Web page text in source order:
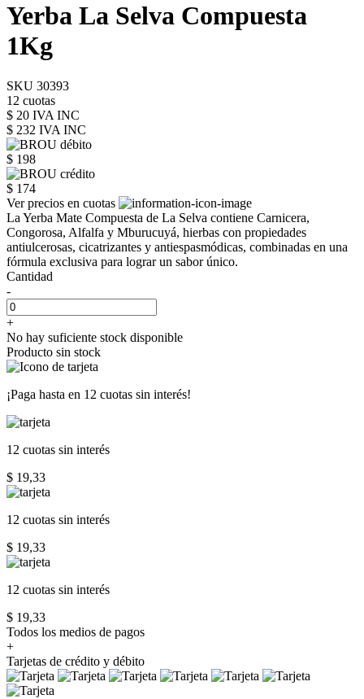
Yerba La Selva Compuesta
1Kg
SKU 30393
12 cuotas
$ 20 IVA INC
$ 232 IVA INC
$ 198
$ 174
Ver precios en cuotas
La Yerba Mate Compuesta de La Selva contiene Carnicera,
Congorosa, Alfalfa y Mburucuyá, hierbas con propiedades
antiulcerosas, cicatrizantes y antiespasmódicas, combinadas en una
fórmula exclusiva para lograr un sabor único.
Cantidad
-
+
No hay suficiente stock disponible
Producto sin stock
¡Paga hasta en 12 cuotas sin interés!
12 cuotas sin interés
$ 19,33
12 cuotas sin interés
$ 19,33
12 cuotas sin interés
$ 19,33
Todos los medios de pagos
+
Tarjetas de crédito y débito